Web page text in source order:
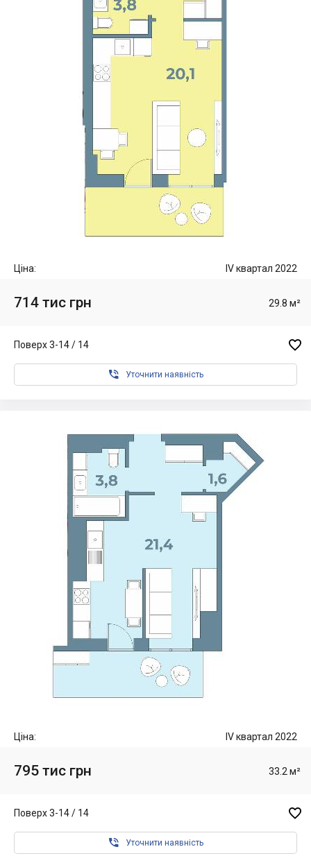
Ціна: IV квартал 2022
714 тис грн 29.8 м²
Поверх 3-14 / 14 
 Уточнити наявність
Ціна: IV квартал 2022
795 тис грн 33.2 м²
Поверх 3-14 / 14 
 Уточнити наявність